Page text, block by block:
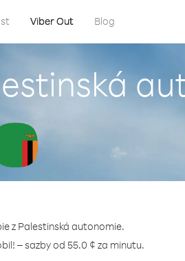
Viber Out Blog
z Palestinská autonomie.
– sazby od 55.0 ¢ za minutu.